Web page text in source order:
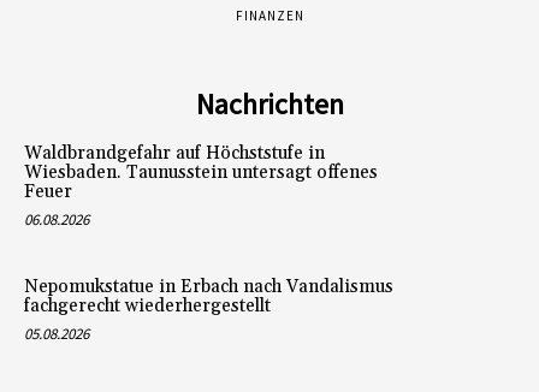
FINANZEN
Nachrichten
Waldbrandgefahr auf Höchststufe in
Wiesbaden. Taunusstein untersagt offenes
Feuer
06.08.2026
Nepomukstatue in Erbach nach Vandalismus
fachgerecht wiederhergestellt
05.08.2026